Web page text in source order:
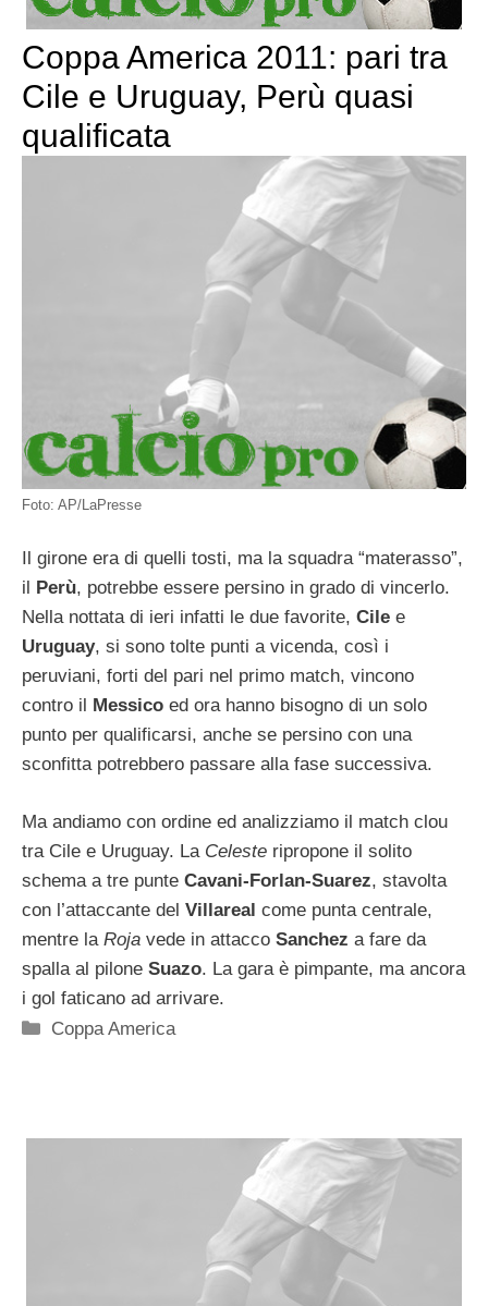
Coppa America 2011: pari tra
Cile e Uruguay, Perù quasi
qualificata
Foto: AP/LaPresse
Il girone era di quelli tosti, ma la squadra “materasso”,
il Perù, potrebbe essere persino in grado di vincerlo.
Nella nottata di ieri infatti le due favorite, Cile e
Uruguay, si sono tolte punti a vicenda, così i
peruviani, forti del pari nel primo match, vincono
contro il Messico ed ora hanno bisogno di un solo
punto per qualificarsi, anche se persino con una
sconfitta potrebbero passare alla fase successiva.
Ma andiamo con ordine ed analizziamo il match clou
tra Cile e Uruguay. La Celeste ripropone il solito
schema a tre punte Cavani-Forlan-Suarez, stavolta
con l’attaccante del Villareal come punta centrale,
mentre la Roja vede in attacco Sanchez a fare da
spalla al pilone Suazo. La gara è pimpante, ma ancora
i gol faticano ad arrivare.
Categorie
Coppa America